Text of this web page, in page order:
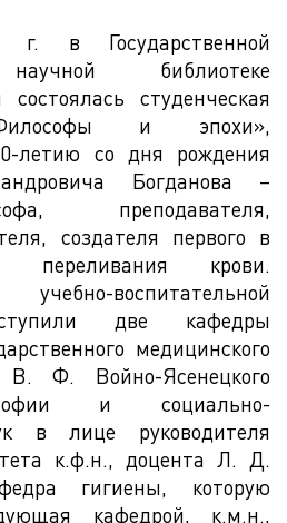
в Государственной
библиотеке
состоялась студенческая
и эпохи»,
летию со дня рождения
Богданова –
преподавателя,
создателя первого в
переливания крови.
воспитательной
две кафедры
медицинского
В. Ф. Войно-Ясенецкого
и социально-
в лице руководителя
к.ф.н., доцента Л. Д.
гигиены, которую
кафедрой, к.м.н.,